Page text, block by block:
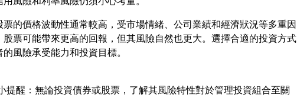
票的價格波動性通常較高，受市場情緒、公司業績和經濟狀況等多重因
股票可能帶來更高的回報，但其風險自然也更大。選擇合適的投資方式
醒：無論投資債券或股票，了解其風險特性對於管理投資組合至關